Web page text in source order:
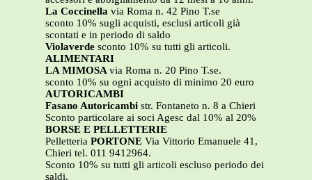
La Coccinella via Roma n. 42 Pino T.se
sconto 10% sugli acquisti, esclusi articoli già
scontati e in periodo di saldo
Violaverde sconto 10% su tutti gli articoli.
ALIMENTARI
LA MIMOSAvia Roma n. 20 Pino T.se.
sconto 10% su ogni acquisto di minimo 20 euro
AUTORICAMBI
Fasano Autoricambi str. Fontaneto n. 8 a Chieri
Sconto particolare ai soci Agesc dal 10% al 20%
BORSE E PELLETTERIE
Pelletteria PORTONE Via Vittorio Emanuele 41,
Chieri tel. 011 9412964.
Sconto 10% su tutti gli articoli escluso periodo dei
saldi.